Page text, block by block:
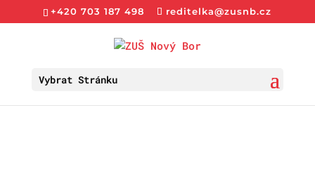
+420 703 187 498 reditelka@zusnb.cz
Vybrat Stránku